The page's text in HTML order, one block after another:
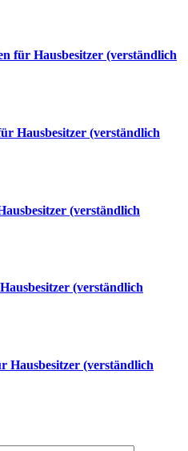
für Hausbesitzer (verständlich
Hausbesitzer (verständlich
(verständlich
(verständlich
Hausbesitzer (verständlich